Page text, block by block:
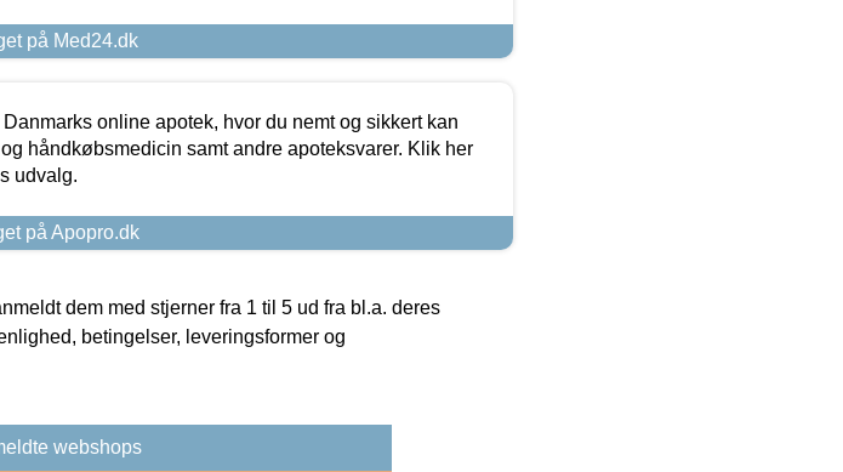
på Med24.dk
online apotek, hvor du nemt og sikkert kan
håndkøbsmedicin samt andre apoteksvarer. Klik her
udvalg.
på Apopro.dk
dem med stjerner fra 1 til 5 ud fra bl.a. deres
betingelser, leveringsformer og
webshops